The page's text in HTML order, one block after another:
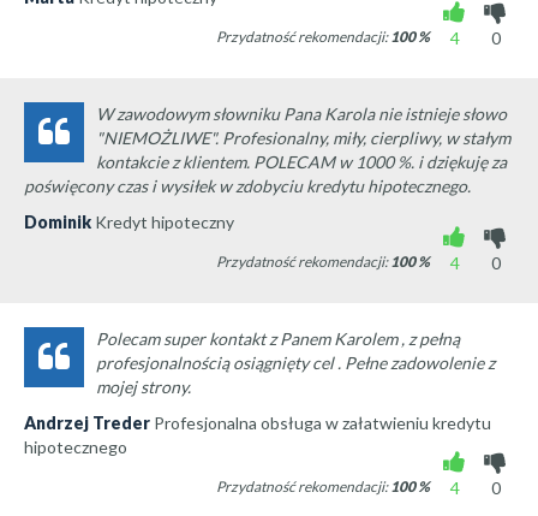
4
0
Przydatność rekomendacji:100%
W zawodowym słowniku Pana Karola nie istnieje słowo
"NIEMOŻLIWE". Profesionalny, miły, cierpliwy, w stałym
kontakcie z klientem. POLECAM w 1000 %. i dziękuję za
poświęcony czas i wysiłek w zdobyciu kredytu hipotecznego.
Dominik Kredyt hipoteczny
4
0
Przydatność rekomendacji:100%
Polecam super kontakt z Panem Karolem , z pełną
profesjonalnością osiągnięty cel . Pełne zadowolenie z
mojej strony.
Andrzej Treder Profesjonalna obsługa w załatwieniu kredytu
hipotecznego
4
0
Przydatność rekomendacji:100%